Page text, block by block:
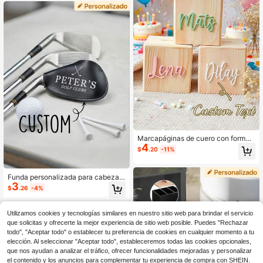
tiques, bolsas de tienda al por mayo
r, multifuncionales, duraderas, antim
ohos, regalo personalizado para ani
Funda personalizada para cabeza d
e palo de golf de cuero sintético, re
galo de golf personalizado para ho
mbres, accesorios de golf personali
zados, funda para cabeza de palo d
e golf, cuero de PU impermeable, co
n gancho y bucle, se puede grabar,
regalo para padrinos de boda
$3.26 -4%
Marcapáginas de cuero con forma
de corazón personalizado, accesori
o de libro con texto/imagen persona
personalizado, regalo ideal para lec
tores y amantes de los libros, etique
ta de regalo de cumpleaños para a
migos, familia y parejas, pegatina d
e logotipo
$4.20 -11%
Utilizamos cookies y tecnologías similares en nuestro sitio web para brindar el servicio
que solicitas y ofrecerte la mejor experiencia de sitio web posible. Puedes "Rechazar
todo", "Aceptar todo" o establecer tu preferencia de cookies en cualquier momento a tu
elección. Al seleccionar "Aceptar todo", estableceremos todas las cookies opcionales,
que nos ayudan a analizar el tráfico, ofrecer funcionalidades mejoradas y personalizar
el contenido y los anuncios para complementar tu experiencia de compra con SHEIN.